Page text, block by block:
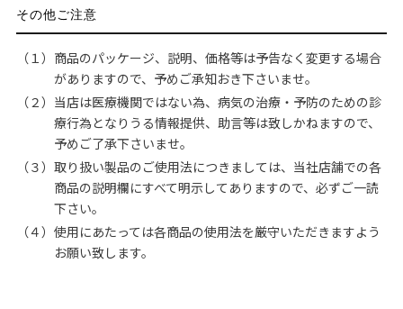
その他ご注意
（１）商品のパッケージ、説明、価格等は予告なく変更する場合
がありますので、予めご承知おき下さいませ。
（２）当店は医療機関ではない為、病気の治療・予防のための診
療行為となりうる情報提供、助言等は致しかねますので、
予めご了承下さいませ。
（３）取り扱い製品のご使用法につきましては、当社店舗での各
商品の説明欄にすべて明示してありますので、必ずご一読
下さい。
（４）使用にあたっては各商品の使用法を厳守いただきますよう
お願い致します。